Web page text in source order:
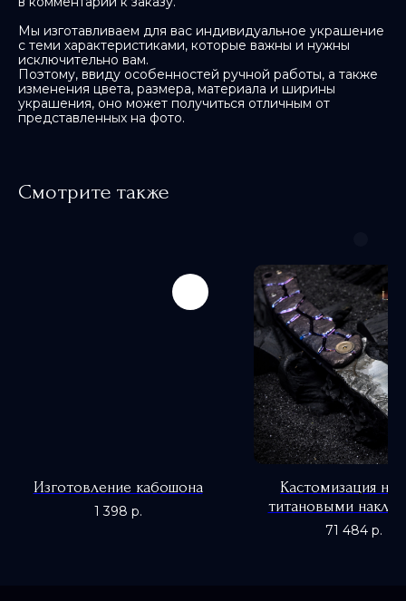
Мы изготавливаем для вас индивидуальное украшение
с теми характеристиками, которые важны и нужны
исключительно вам.
Поэтому, ввиду особенностей ручной работы, а также
изменения цвета, размера, материала и ширины
украшения, оно может получиться отличным от
представленных на фото.
Смотрите также
Изготовление кабошона
1 398 р.
Кастомизация
титановыми
"Лава"
71 484 р.